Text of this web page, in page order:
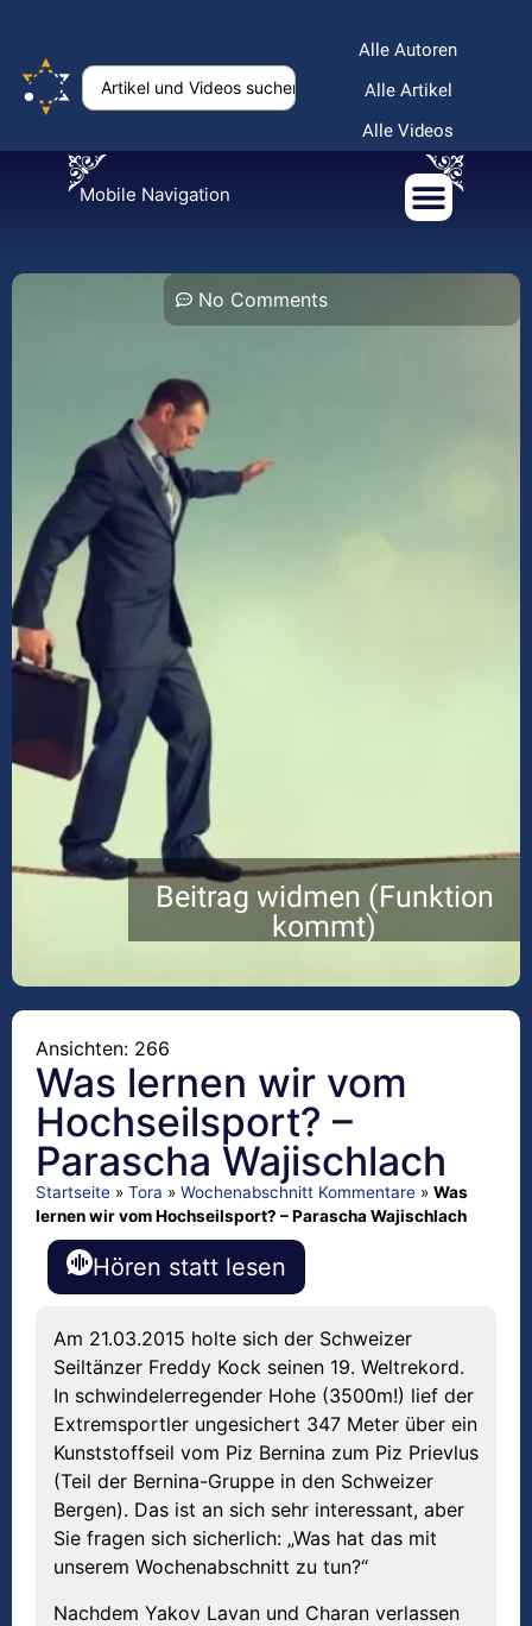
Alle Autoren
Alle Artikel
Alle Videos
Mobile Navigation
No Comments
Beitrag widmen (Funktion
kommt)
Ansichten: 266
Was lernen wir vom
Hochseilsport? –
Parascha Wajischlach
Startseite » Tora » Wochenabschnitt Kommentare » Was
lernen wir vom Hochseilsport? – Parascha Wajischlach
Hören statt lesen
Am 21.03.2015 holte sich der Schweizer
Seiltänzer Freddy Kock seinen 19. Weltrekord.
In schwindelerregender Hohe (3500m!) lief der
Extremsportler ungesichert 347 Meter über ein
Kunststoffseil vom Piz Bernina zum Piz Prievlus
(Teil der Bernina-Gruppe in den Schweizer
Bergen). Das ist an sich sehr interessant, aber
Sie fragen sich sicherlich: „Was hat das mit
unserem Wochenabschnitt zu tun?“
Nachdem Yakov Lavan und Charan verlassen